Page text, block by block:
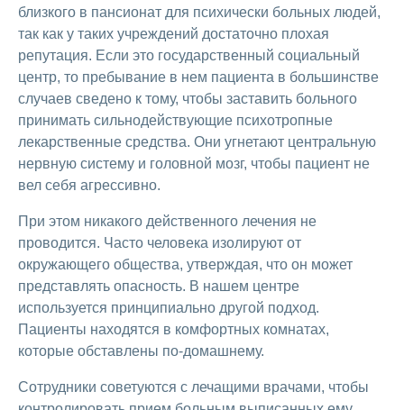
близкого в пансионат для психически больных людей,
так как у таких учреждений достаточно плохая
репутация. Если это государственный социальный
центр, то пребывание в нем пациента в большинстве
случаев сведено к тому, чтобы заставить больного
принимать сильнодействующие психотропные
лекарственные средства. Они угнетают центральную
нервную систему и головной мозг, чтобы пациент не
вел себя агрессивно.
При этом никакого действенного лечения не
проводится. Часто человека изолируют от
окружающего общества, утверждая, что он может
представлять опасность. В нашем центре
используется принципиально другой подход.
Пациенты находятся в комфортных комнатах,
которые обставлены по-домашнему.
Сотрудники советуются с лечащими врачами, чтобы